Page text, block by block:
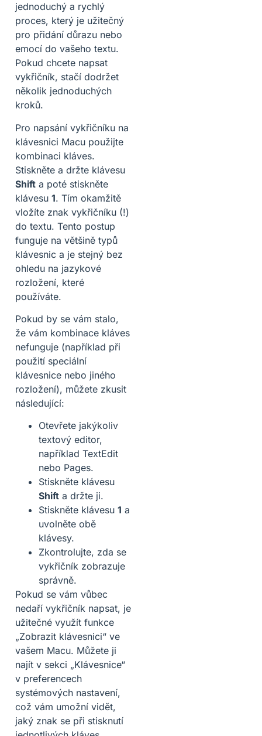
jednoduchý a rychlý
proces, který je užitečný
pro přidání důrazu nebo
emocí do vašeho textu.
Pokud chcete napsat
vykřičník, stačí dodržet
několik jednoduchých
kroků.
Pro napsání vykřičníku na
klávesnici Macu použijte
kombinaci kláves.
Stiskněte a držte klávesu
Shift a poté stiskněte
klávesu 1. Tím okamžitě
vložíte znak vykřičníku (!)
do textu. Tento postup
funguje na většině typů
klávesnic a je stejný bez
ohledu na jazykové
rozložení, které
používáte.
Pokud by se vám stalo,
že vám kombinace kláves
nefunguje (například při
použití speciální
klávesnice nebo jiného
rozložení), můžete zkusit
následující:
Otevřete jakýkoliv
textový editor,
například TextEdit
nebo Pages.
Stiskněte klávesu
Shift a držte ji.
Stiskněte klávesu 1 a
uvolněte obě
klávesy.
Zkontrolujte, zda se
vykřičník zobrazuje
správně.
Pokud se vám vůbec
nedaří vykřičník napsat, je
užitečné využít funkce
„Zobrazit klávesnici“ ve
vašem Macu. Můžete ji
najít v sekci „Klávesnice“
v preferencech
systémových nastavení,
což vám umožní vidět,
jaký znak se při stisknutí